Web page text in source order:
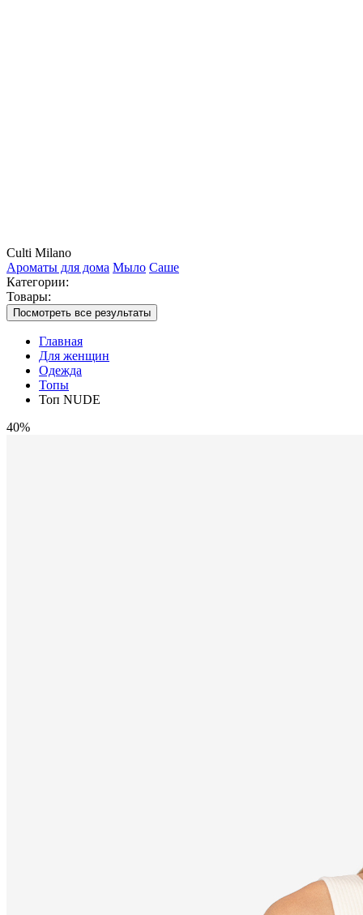
Culti Milano
Ароматы для дома Мыло Саше
Категории:
Товары:
Посмотреть все результаты
Главная
Для женщин
Одежда
Топы
Топ NUDE
40%